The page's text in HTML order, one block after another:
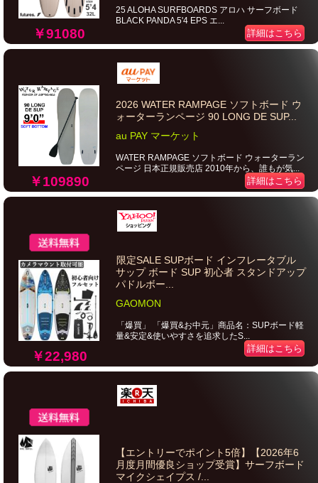
￥91080
25 ALOHA SURFBOARDS アロハ サーフボード
BLACK PANDA 5'4 EPS エ...
詳細はこちら
￥109890
2026 WATER RAMPAGE ソフトボード ウ
ォーターランページ 90 LONG DE SUP...
au PAY マーケット
WATER RAMPAGE ソフトボード ウォーターラン
ページ 日本正規販売店 2010年から、誰もが気...
詳細はこちら
￥22,980
限定SALE SUPボード インフレータブル
サップ ボード SUP 初心者 スタンドアップ
パドルボー...
GAOMON
「爆買」 「爆買&お中元」商品名：SUPボード軽
量&安定&使いやすさを追求したS...
詳細はこちら
【エントリーでポイント5倍】【2026年6
月度月間優良ショップ受賞】サーフボード
マイクシェイプス /...